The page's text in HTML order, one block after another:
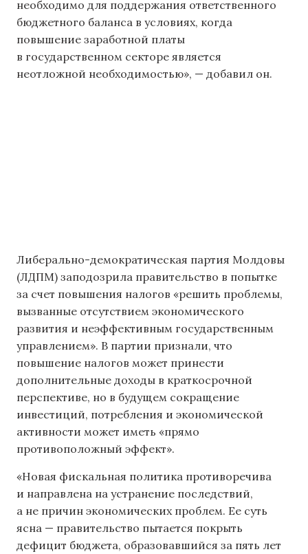
необходимо для поддержания ответственного
бюджетного баланса в условиях, когда
повышение заработной платы
в государственном секторе является
неотложной необходимостью», — добавил он.
Либерально-демократическая партия Молдовы
(ЛДПМ) заподозрила правительство в попытке
за счет повышения налогов «решить проблемы,
вызванные отсутствием экономического
развития и неэффективным государственным
управлением». В партии признали, что
повышение налогов может принести
дополнительные доходы в краткосрочной
перспективе, но в будущем сокращение
инвестиций, потребления и экономической
активности может иметь «прямо
противоположный эффект».
«Новая фискальная политика противоречива
и направлена ​​на устранение последствий,
а не причин экономических проблем. Ее суть
ясна — правительство пытается покрыть
дефицит бюджета, образовавшийся за пять лет